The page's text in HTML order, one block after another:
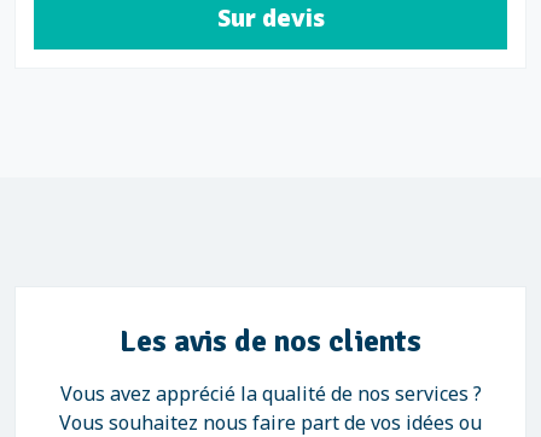
Sur devis
Les avis de nos clients
Vous avez apprécié la qualité de nos services ?
Vous souhaitez nous faire part de vos idées ou